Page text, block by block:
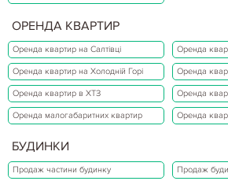
ОРЕНДА КВАРТИР
Оренда квартир на Салтівці Оренда
Оренда квартир на Холодній Горі Оренда
Оренда квартир в ХТЗ Оренда
Оренда малогабаритних квартир Оренда
БУДИНКИ
Продаж частини будинку Продаж